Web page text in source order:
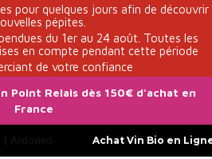
pour quelques jours afin de découvrir
pépites.
du 1er au 24 août. Toutes les
en compte pendant cette période
de votre confiance
Point Relais dès 150€ d'achat en
France
Achat Vin Bio en